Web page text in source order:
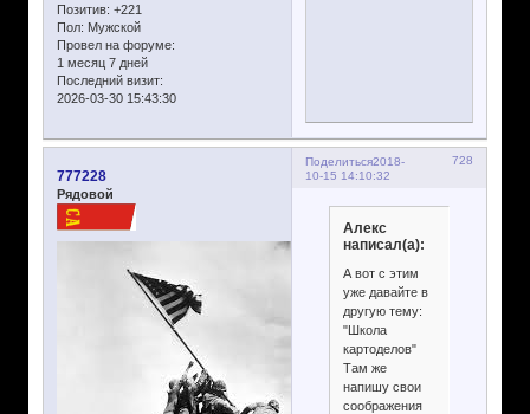
Позитив: +221
Пол: Мужской
Провел на форуме:
1 месяц 7 дней
Последний визит:
2026-03-30 15:43:30
Поделиться 728
2018-
10-15 14:10:32
777228
Рядовой
Алекс
написал(а):
А вот с этим
уже давайте в
другую тему:
"Школа
картоделов"
Там же
напишу свои
соображения